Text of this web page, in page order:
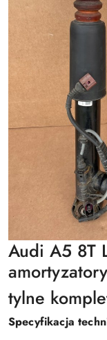
Audi A5 8T
amortyzatory
tylne
Specyfikacja